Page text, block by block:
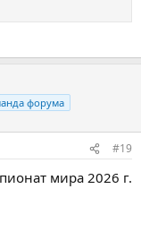
форума
#19
мира 2026 г.